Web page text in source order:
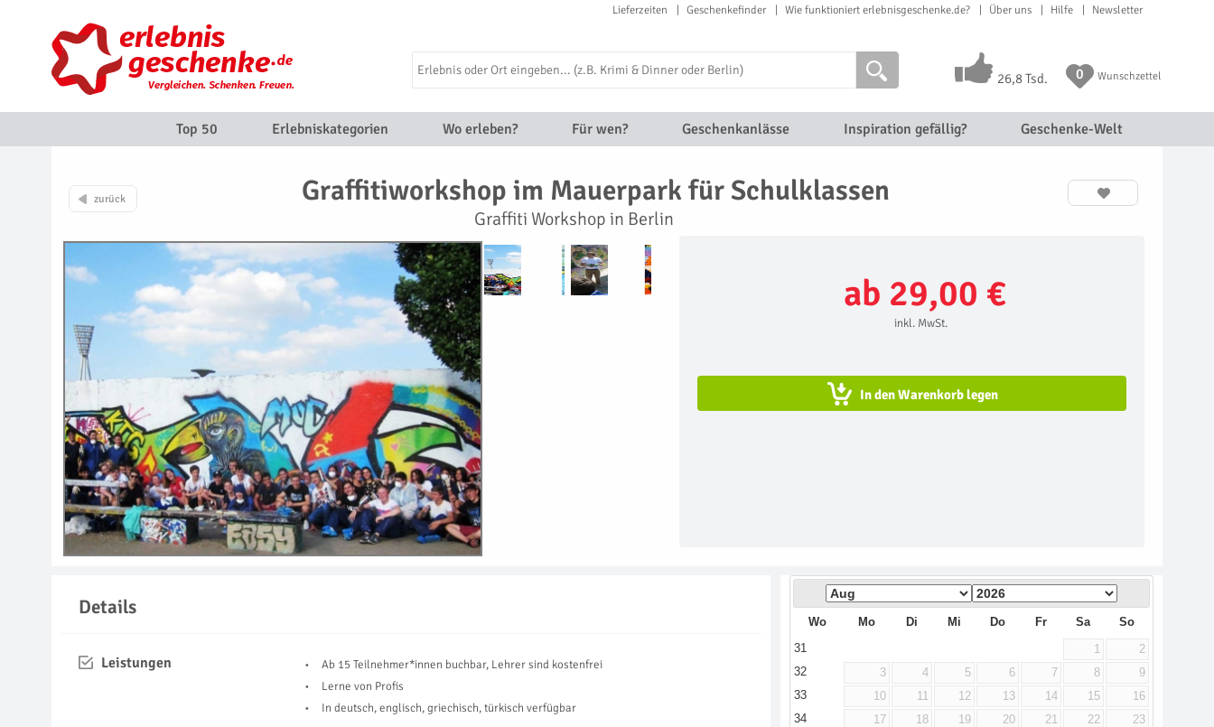
Lieferzeiten Geschenkefinder Wie funktioniert erlebnisgeschenke.de? Über uns Hilfe Newsletter
26,8 Tsd. 0 Wunschzettel
Top 50 Erlebniskategorien Wo erleben? Für wen? Geschenkanlässe Inspiration gefällig? Geschenke-Welt
Graffitiworkshop im Mauerpark für Schulklassen
Graffiti Workshop in Berlin
ab 29,00 €
inkl. MwSt.
In den Warenkorb legen
Details
Leistungen
Ab 15 Teilnehmer*innen buchbar, Lehrer sind kostenfrei
Lerne von Profis
In deutsch, englisch, griechisch, türkisch verfügbar
Wo Mo Di Mi Do Fr Sa So
31 1
2
32
3 4 5 6 7 8
9
33
10 11 12 13 14 15
16
34
17 18 19 20 21 22
23